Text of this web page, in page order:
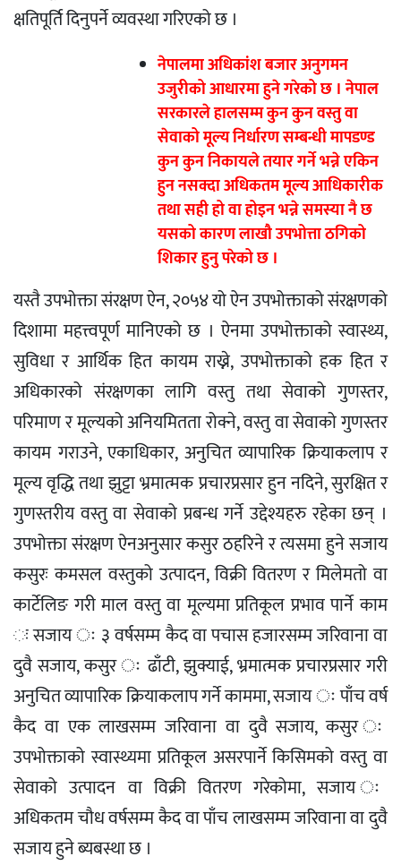
क्षतिपूर्ति दिनुपर्ने व्यवस्था गरिएको छ ।
नेपालमा अधिकांश बजार अनुगमन
उजुरीको आधारमा हुने गरेको छ । नेपाल
सरकारले हालसम्म कुन कुन वस्तु वा
सेवाको मूल्य निर्धारण सम्बन्धी मापडण्ड
कुन कुन निकायले तयार गर्ने भन्ने एकिन
हुन नसक्दा अधिकतम मूल्य आधिकारीक
तथा सही हो वा होइन भन्ने समस्या नै छ
यसको कारण लाखौ उपभोत्ता ठगिको
शिकार हुनु परेको छ ।
यस्तै उपभोक्ता संरक्षण ऐन, २०५४ यो ऐन उपभोक्ताको संरक्षणको
दिशामा महत्त्वपूर्ण मानिएको छ । ऐनमा उपभोक्ताको स्वास्थ्य,
सुविधा र आर्थिक हित कायम राख्ने, उपभोक्ताको हक हित र
अधिकारको संरक्षणका लागि वस्तु तथा सेवाको गुणस्तर,
परिमाण र मूल्यको अनियमितता रोक्ने, वस्तु वा सेवाको गुणस्तर
कायम गराउने, एकाधिकार, अनुचित व्यापारिक क्रियाकलाप र
मूल्य वृद्धि तथा झुट्टा भ्रमात्मक प्रचारप्रसार हुन नदिने, सुरक्षित र
गुणस्तरीय वस्तु वा सेवाको प्रबन्ध गर्ने उद्देश्यहरु रहेका छन् ।
उपभोक्ता संरक्षण ऐनअनुसार कसुर ठहरिने र त्यसमा हुने सजाय
कसुरः कमसल वस्तुको उत्पादन, विक्री वितरण र मिलेमतो वा
कार्टेलिङ गरी माल वस्तु वा मूल्यमा प्रतिकूल प्रभाव पार्ने काम
ः सजाय ः ३ वर्षसम्म कैद वा पचास हजारसम्म जरिवाना वा
दुवै सजाय, कसुर ः ढाँटी, झुक्याई, भ्रमात्मक प्रचारप्रसार गरी
अनुचित व्यापारिक क्रियाकलाप गर्ने काममा, सजाय ः पाँच वर्ष
कैद वा एक लाखसम्म जरिवाना वा दुवै सजाय, कसुर ः
उपभोक्ताको स्वास्थ्यमा प्रतिकूल असरपार्ने किसिमको वस्तु वा
सेवाको उत्पादन वा विक्री वितरण गरेकोमा, सजाय ः
अधिकतम चौध वर्षसम्म कैद वा पाँच लाखसम्म जरिवाना वा दुवै
सजाय हुने ब्यबस्था छ ।